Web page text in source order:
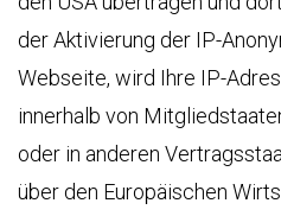
der Aktivierung der IP-
Webseite, wird Ihre IP-
innerhalb von
oder in anderen
über den Europäischen